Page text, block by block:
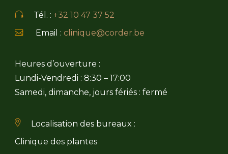
Tél. : +32 10 47 37 52
Email : clinique@corder.be
Heures d’ouverture :
Lundi-Vendredi : 8:30 – 17:00
Samedi, dimanche, jours fériés : fermé
Localisation des bureaux :
Clinique des plantes